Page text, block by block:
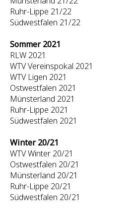
Ruhr-Lippe 21/22
Südwestfalen 21/22
Sommer 2021
RLW 2021
WTV Vereinspokal 2021
WTV Ligen 2021
Ostwestfalen 2021
Münsterland 2021
Ruhr-Lippe 2021
Südwestfalen 2021
Winter 20/21
WTV Winter 20/21
Ostwestfalen 20/21
Münsterland 20/21
Ruhr-Lippe 20/21
Südwestfalen 20/21